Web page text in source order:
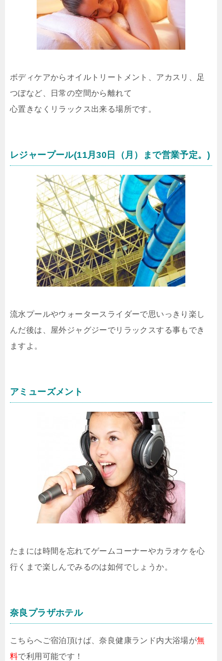
ボディケアからオイルトリートメント、アカスリ、足
つぼなど、日常の空間から離れて
心置きなくリラックス出来る場所です。
レジャープール(11月30日（月）まで営業予定。)
流水プールやウォータースライダーで思いっきり楽し
んだ後は、屋外ジャグジーでリラックスする事もでき
ますよ。
アミューズメント
たまには時間を忘れてゲームコーナーやカラオケを心
行くまで楽しんでみるのは如何でしょうか。
奈良プラザホテル
こちらへご宿泊頂けば、奈良健康ランド内大浴場が無
料で利用可能です！